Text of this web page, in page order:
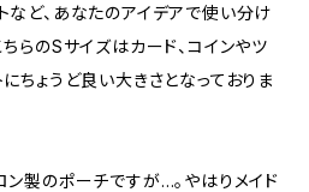
など、あなたのアイデアで使い分け
らのSサイズはカード、コインやツ
ちょうど良い大きさとなっておりま
ン製のポーチですが…。やはりメイド